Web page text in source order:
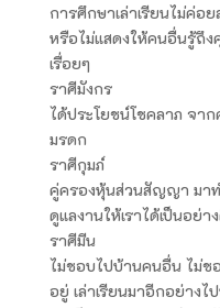
การศึกษาเล่าเรียนไม่ค่อ
หรือไม่แสดงให้คนอื่นรู้ถึ
เรื่อยๆ
ราศีมังกร
ได้ประโยชน์โชคลาภ จา
มรดก
ราศีกุมภ์
คู่ครองหุ้นส่วนสัญญา มาท
ดูแลงานให้เราได้เป็นอย่า
ราศีมีน
ไม่ชอบไปบ้านคนอื่น ไม่ช
อยู่ เล่าเรียนมาอีกอย่างไ